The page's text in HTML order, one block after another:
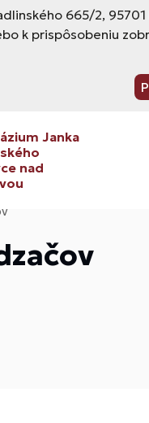
665/2,
k prispôsobeniu
Janka
nad